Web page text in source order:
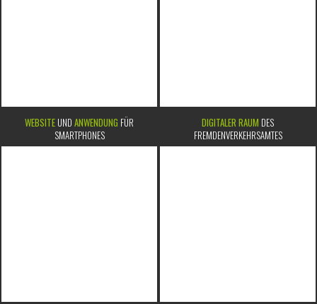
WEBSITE UND ANWENDUNG FÜR
SMARTPHONES
DIGITALER RAUM DES
FREMDENVERKEHRSAMTES